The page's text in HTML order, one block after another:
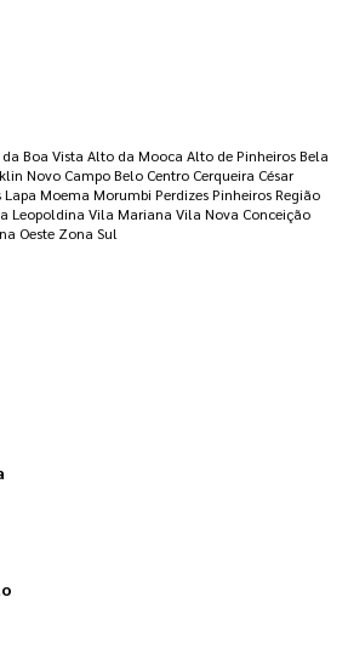
Boa Vista Alto da Mooca Alto de Pinheiros Bela
Novo Campo Belo Centro Cerqueira César
Lapa Moema Morumbi Perdizes Pinheiros Região
Leopoldina Vila Mariana Vila Nova Conceição
Oeste Zona Sul